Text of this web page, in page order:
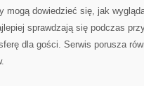
dowiedzieć się, jak
sprawdzają się podczas
dla gości. Serwis porusza